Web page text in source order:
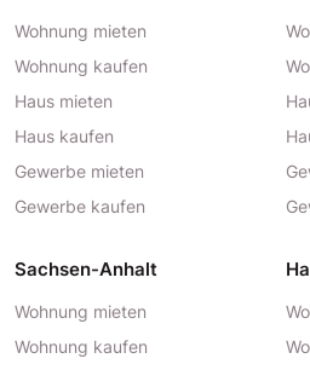
Wohnung mieten
Wohnung kaufen
Haus mieten
Haus kaufen
Gewerbe mieten
Gewerbe kaufen
Sachsen-Anhalt
Wohnung mieten
Wohnung kaufen